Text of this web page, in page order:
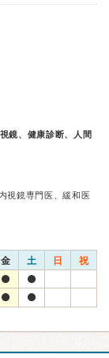
鏡、健康診断、人間
視鏡専門医、緩和医
金 土 日 祝